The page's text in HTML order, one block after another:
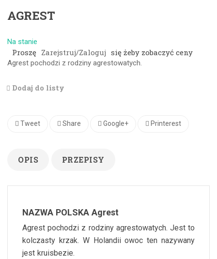
AGREST
Na stanie
Proszę Zarejstruj/Zaloguj się żeby zobaczyć ceny
Agrest pochodzi z rodziny agrestowatych.
Dodaj do listy
Tweet Share Google+ Printerest
OPIS PRZEPISY
NAZWA POLSKA Agrest
Agrest pochodzi z rodziny agrestowatych. Jest to
kolczasty krzak. W Holandii owoc ten nazywany
jest kruisbezie.